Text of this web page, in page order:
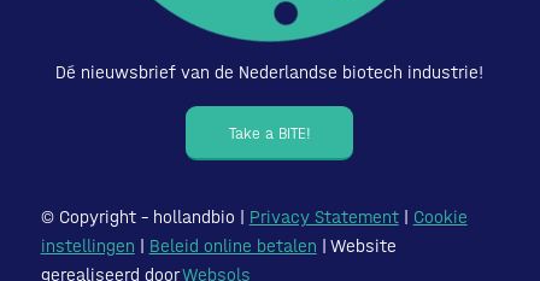
Dé nieuwsbrief van de Nederlandse biotech industrie!
Take a BITE!
© Copyright – hollandbio | Privacy Statement| Cookie
instellingen
Beleid online betalen | Website
gerealiseerd doorWebsols